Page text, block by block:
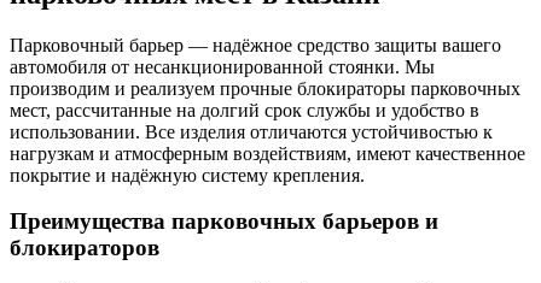
Парковочный барьер — надёжное средство защиты вашего
автомобиля от несанкционированной стоянки. Мы
производим и реализуем прочные блокираторы парковочных
мест, рассчитанные на долгий срок службы и удобство в
использовании. Все изделия отличаются устойчивостью к
нагрузкам и атмосферным воздействиям, имеют качественное
покрытие и надёжную систему крепления.
Преимущества парковочных барьеров и
блокираторов